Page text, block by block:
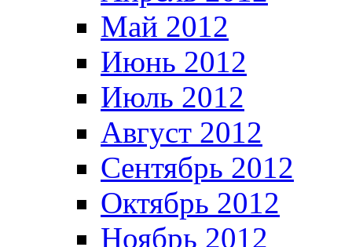
Май 2012
Июнь 2012
Июль 2012
Август 2012
Сентябрь 2012
Октябрь 2012
Ноябрь 2012